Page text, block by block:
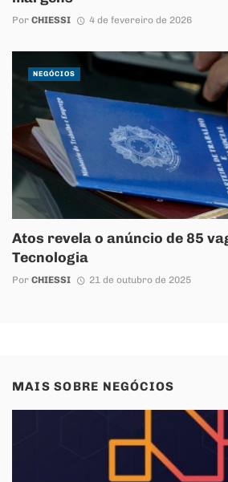
Por CHIESSI 4 de fevereiro de 2026
Atos revela o anúncio de 85
Tecnologia
Por CHIESSI 21 de outubro de 2025
NEGÓCIOS
MAIS SOBRE NEGÓCIOS